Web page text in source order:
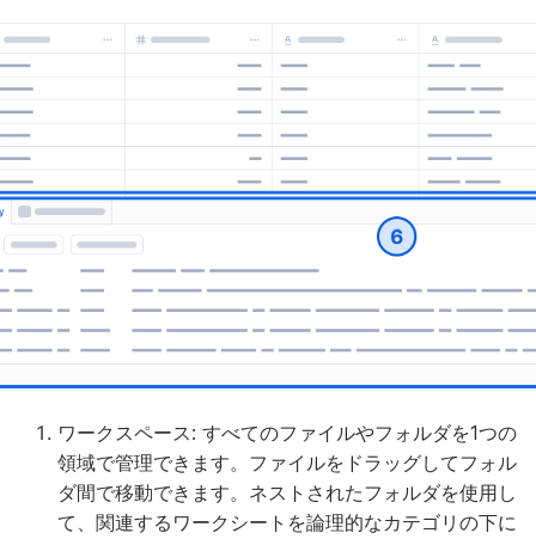
ワークスペース: すべてのファイルやフォルダを1つの
領域で管理できます。ファイルをドラッグしてフォル
ダ間で移動できます。ネストされたフォルダを使用し
て、関連するワークシートを論理的なカテゴリの下に